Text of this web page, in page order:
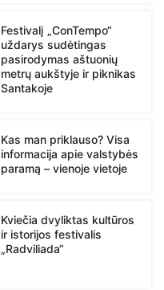
Festivalį „ConTempo“
uždarys sudėtingas
pasirodymas aštuonių
metrų aukštyje ir piknikas
Santakoje
Kas man priklauso? Visa
informacija apie valstybės
paramą – vienoje vietoje
Kviečia dvyliktas kultūros
ir istorijos festivalis
„Radviliada“